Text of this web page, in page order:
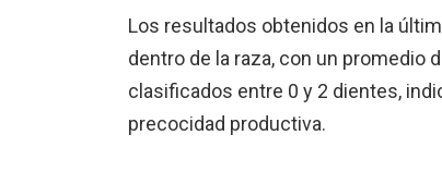
Los resultados obtenidos en la
dentro de la raza, con un promedio
clasificados entre 0 y 2 dientes,
precocidad productiva.